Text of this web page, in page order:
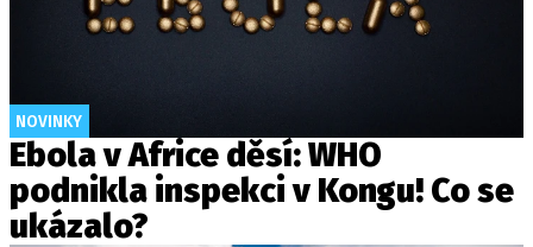
NOVINKY
Ebola v Africe děsí: WHO
podnikla inspekci v Kongu! Co se
ukázalo?